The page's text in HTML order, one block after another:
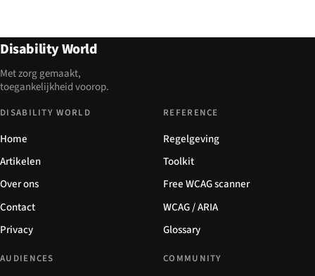
Disability World
Met zorg gemaakt,
toegankelijkheid voorop.
DISABILITY WORLD
Home
Artikelen
Over ons
Contact
Privacy
REFERENCE
Regelgeving
Toolkit
Free WCAG scanner
WCAG / ARIA
Glossary
AUDIENCES COMMUNITY